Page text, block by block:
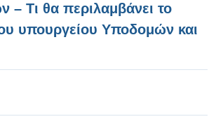
– Τι θα περιλαμβάνει το
υπουργείου Υποδομών και